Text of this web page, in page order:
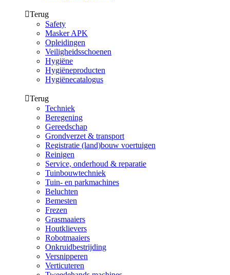
Terug
Safety
Masker APK
Opleidingen
Veiligheidsschoenen
Hygiëne
Hygiëneproducten
Hygiënecatalogus
Terug
Techniek
Beregening
Gereedschap
Grondverzet & transport
Registratie (land)bouw voertuigen
Reinigen
Service, onderhoud & reparatie
Tuinbouwtechniek
Tuin- en parkmachines
Beluchten
Bemesten
Frezen
Grasmaaiers
Houtklievers
Robotmaaiers
Onkruidbestrijding
Versnipperen
Verticuteren